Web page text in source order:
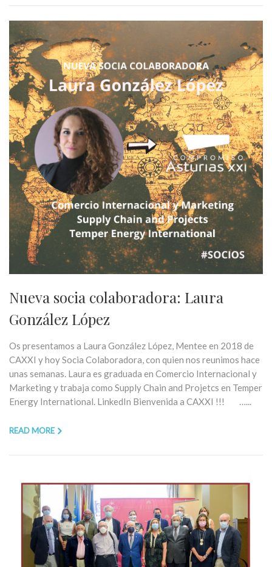
Nueva socia colaboradora: Laura
González López
Os presentamos a Laura González López, Mentee en 2018 de
CAXXI y hoy Socia Colaboradora, con quien nos reunimos hace
unas semanas. Laura es graduada en Comercio Internacional y
Marketing y trabaja como Supply Chain and Projetcs en Temper
Energy International. LinkedIn Bienvenida a CAXXI !!! …...
READ MORE